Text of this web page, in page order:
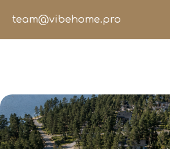
team@vibehome.pro